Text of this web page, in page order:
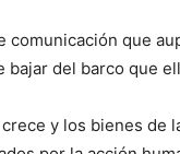
comunicación que
bajar del barco que
y los bienes de